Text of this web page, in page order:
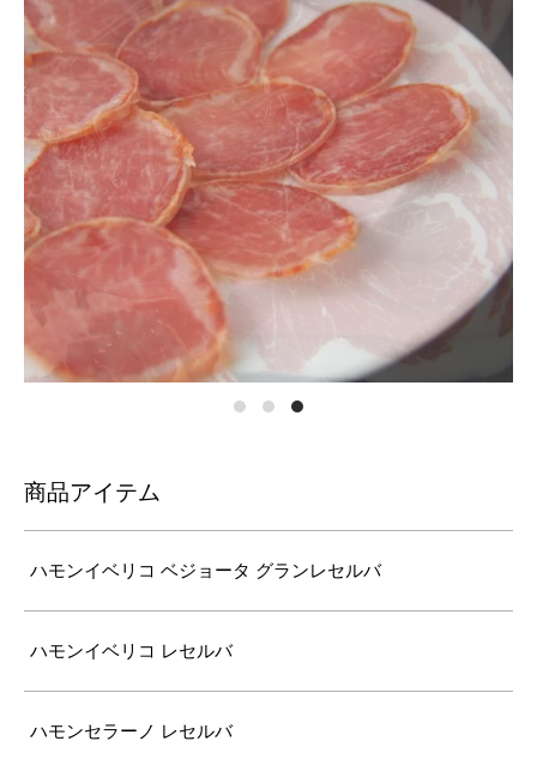
商品アイテム
ハモンイベリコ ベジョータ グランレセルバ
ハモンイベリコ レセルバ
ハモンセラーノ レセルバ